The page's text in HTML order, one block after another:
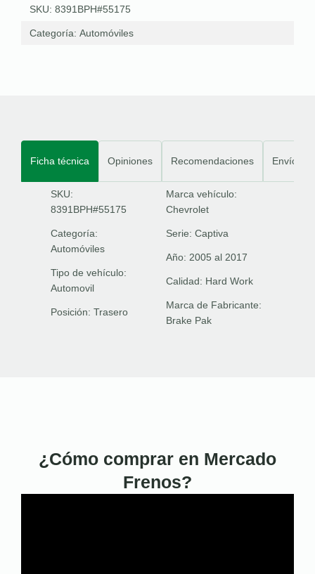
SKU: 8391BPH#55175
Categoría: Automóviles
Ficha técnica Opiniones Recomendaciones Envíos
SKU:
8391BPH#55175
Categoría:
Automóviles
Tipo de vehículo:
Automovil
Posición: Trasero
Marca vehículo:
Chevrolet
Serie: Captiva
Año: 2005 al 2017
Calidad: Hard Work
Marca de Fabricante:
Brake Pak
¿Cómo comprar en Mercado
Frenos?